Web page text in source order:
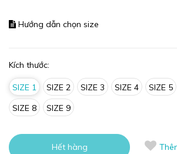
Hướng dẫn chọn size
Kích thước:
SIZE 1 SIZE 2 SIZE 3 SIZE 4 SIZE 5
SIZE 8
SIZE 9
Hết hàng